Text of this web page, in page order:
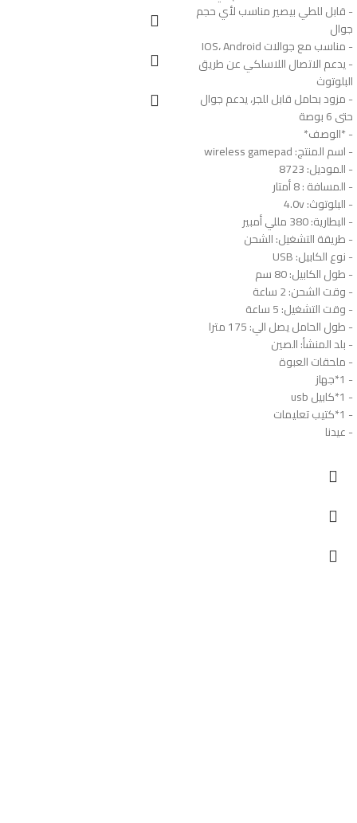
- قابل للطي بيصير مناسب لأي حجم
جوال
- مناسب مع جوالات IOS، Android
- يدعم الاتصال اللاسلكي عن طريق
البلوتوث
- مزود بحامل قابل للجر، يدعم جوال
حتى 6 بوصة
- *الوصف*
- اسم المنتج: wireless gamepad
- الموديل: 8723
- المسافة : 8 أمتار
- البلوتوث: 4.0v
- البطارية: 380 مللي أمبير
- طريقة التشغيل: الشحن
- نوع الكابيل: USB
- طول الكابيل: 80 سم
- وقت الشحن: 2 ساعة
- وقت التشغيل: 5 ساعة
- طول الحامل يصل الي: 175 مترا
- بلد المنشأ: الصين
- ملحقات العبوة
- 1*جهاز
- 1*كابيل usb
- 1*كتيب تعليمات
- عيدنا